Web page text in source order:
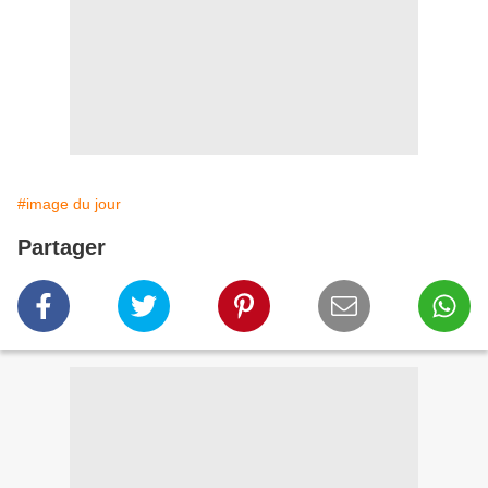
#image du jour
Partager